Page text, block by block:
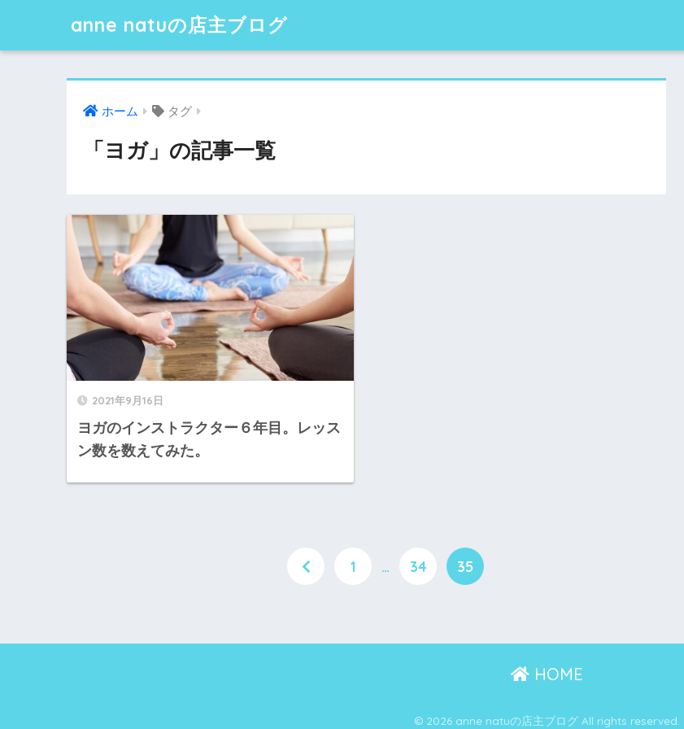
anne natuの店主ブログ
ホーム タグ
「ヨガ」の記事一覧
2021年9月16日
ヨガのインストラクター６年目。レッス
ン数を数えてみた。
1 … 34 35
HOME
© 2026 anne natuの店主ブログ All rights reserved.